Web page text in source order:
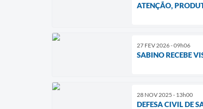
ATENÇÃO,
27 FEV 2026 - 09h06
SABINO RECEBE
28 NOV 2025 - 13h00
DEFESA CIVIL DE